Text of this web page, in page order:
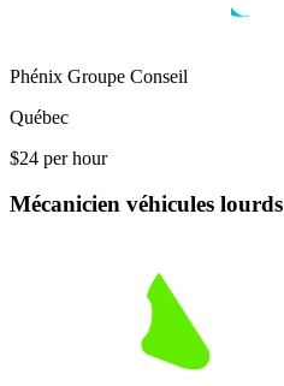
Phénix Groupe Conseil
Québec
$24 per hour
Mécanicien véhicules lourds